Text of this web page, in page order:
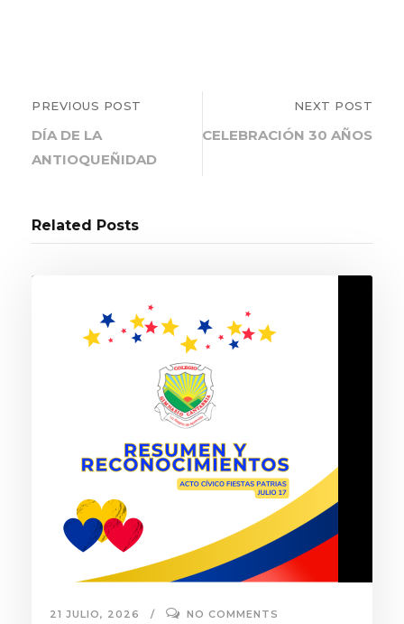
PREVIOUS POST
DÍA DE LA
ANTIOQUEÑIDAD
NEXT POST
CELEBRACIÓN 30 AÑOS
Related Posts
21 JULIO, 2026 NO COMMENTS